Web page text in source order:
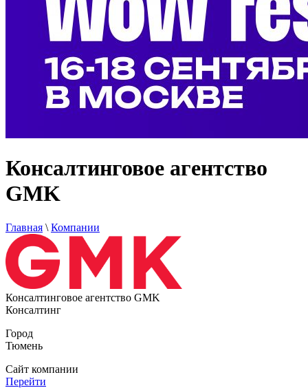
Консалтинговое агентство
GMK
Главная \ Компании
Консалтинговое агентство GMK
Консалтинг
Город
Тюмень
Сайт компании
Перейти